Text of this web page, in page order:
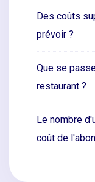
Des coûts
prévoir ?
Que se
restaurant ?
Le nombre
coût de